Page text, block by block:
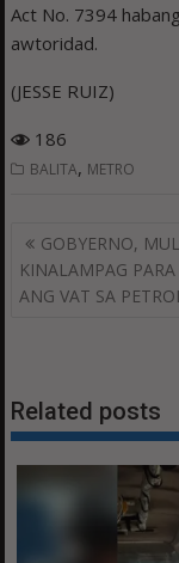
Act No. 7394
awtoridad.
(JESSE RUIZ)
186
BALITA, METRO
Post
navigation
GOBYERNO,
KINALAMPAG
ANG VAT SA
Related posts